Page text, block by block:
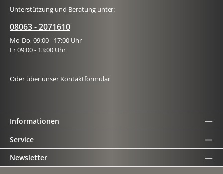
Unterstützung und Beratung unter:
08063 - 2071610
Mo-Do, 09:00 - 17:00 Uhr
Fr 09:00 - 13:00 Uhr
Oder über unser Kontaktformular.
Informationen
Service
Newsletter